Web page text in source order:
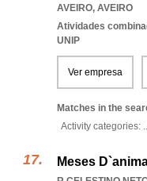
AVEIRO, AVEIRO
Atividades
UNIP
Ver empresa
Matches in the
Activity categories:
Meses